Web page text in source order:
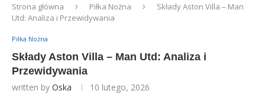
Strona główna Piłka Nożna
Składy Aston Villa – Man
Utd: Analiza i Przewidywania
Piłka Nożna
Składy Aston Villa – Man Utd: Analiza i
Przewidywania
written by Oska 10 lutego, 2026